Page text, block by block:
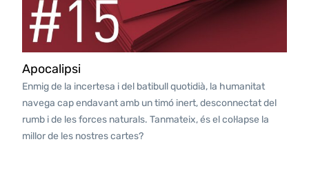
Apocalipsi
Enmig de la incertesa i del batibull quotidià, la humanitat
navega cap endavant amb un timó inert, desconnectat del
rumb i de les forces naturals. Tanmateix, és el col·lapse la
millor de les nostres cartes?